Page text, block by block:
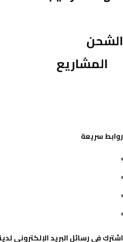
الشحن
المشاريع
روابط سريعة
اشترك في رسائل البريد الإلكتروني